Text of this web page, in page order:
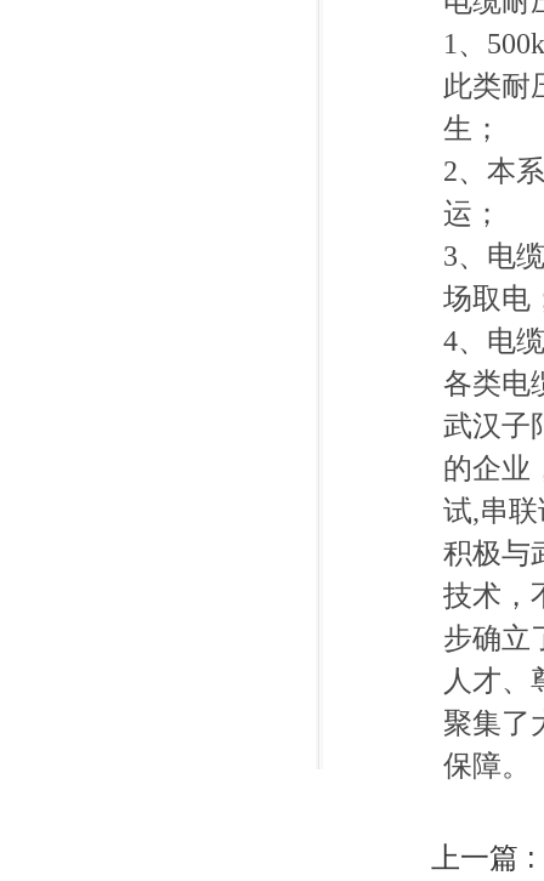
1、
此类耐
生；
2、本
运；
3、电
场取电
4、电
各类电
武汉子
的企业
试,串
积极与
技术，
步确立
人才、
聚集了
保障。
上一篇 :